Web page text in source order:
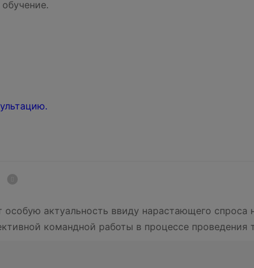
актуальность ввиду нарастающего спроса
командной работы в процессе проведения